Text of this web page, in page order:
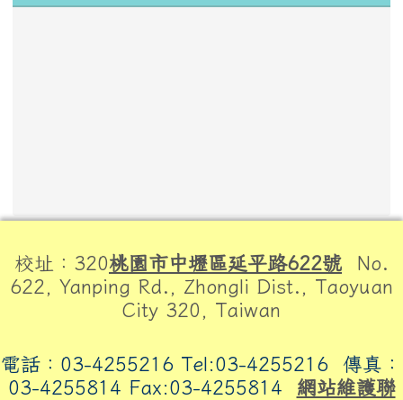
校址：320桃園市中壢區延平路622號 No.
622, Yanping Rd., Zhongli Dist., Taoyuan
City 320, Taiwan
電話：03-4255216 Tel:03-4255216 傳真：
03-4255814 Fax:03-4255814 網站維護聯